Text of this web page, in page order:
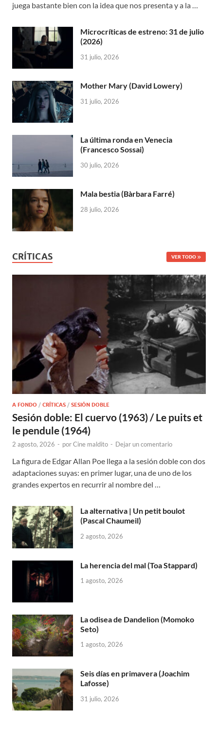
juega bastante bien con la idea que nos presenta y a la …
Microcríticas de estreno: 31 de julio
(2026)
31 julio, 2026
Mother Mary (David Lowery)
31 julio, 2026
La última ronda en Venecia
(Francesco Sossai)
30 julio, 2026
Mala bestia (Bàrbara Farré)
28 julio, 2026
CRÍTICAS VER TODO
A FONDO / CRÍTICAS / SESIÓN DOBLE
Sesión doble: El cuervo (1963) / Le puits et
le pendule (1964)
2 agosto, 2026 - porCine maldito - Dejar un comentario
La figura de Edgar Allan Poe llega a la sesión doble con dos
adaptaciones suyas: en primer lugar, una de uno de los
grandes expertos en recurrir al nombre del …
La alternativa | Un petit boulot
(Pascal Chaumeil)
2 agosto, 2026
La herencia del mal (Toa Stappard)
1 agosto, 2026
La odisea de Dandelion (Momoko
Seto)
1 agosto, 2026
Seis días en primavera (Joachim
Lafosse)
31 julio, 2026